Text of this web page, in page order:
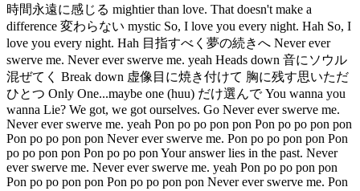
時間永遠に感じる mightier than love. That doesn't make a
difference 変わらない mystic So, I love you every night. Hah So, I
love you every night. Hah 目指すべく夢の続きへ Never ever
swerve me. Never ever swerve me. yeah Heads down 音にソウル
混ぜてく Break down 虚像目に焼き付けて 胸に残す思いただ
ひとつ Only One...maybe one (huu) だけ選んで You wanna you
wanna Lie? We got, we got ourselves. Go Never ever swerve me.
Never ever swerve me. yeah Pon po po pon pon Pon po po pon pon
Pon po po pon pon Never ever swerve me. Pon po po pon pon Pon
po po pon pon Pon po po pon Your answer lies in the past. Never
ever swerve me. Never ever swerve me. yeah Pon po po pon pon
Pon po po pon pon Pon po po pon pon Never ever swerve me. Pon